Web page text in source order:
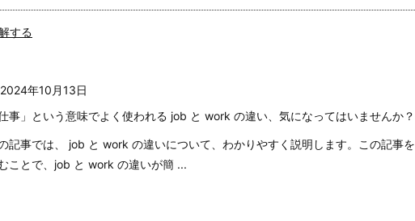
する
2024年10月13日
仕事」という意味でよく使われる job と work の違い、気になってはいませんか？
記事では、 job と work の違いについて、わかりやすく説明します。この記事を
ことで、job と work の違いが簡 ...